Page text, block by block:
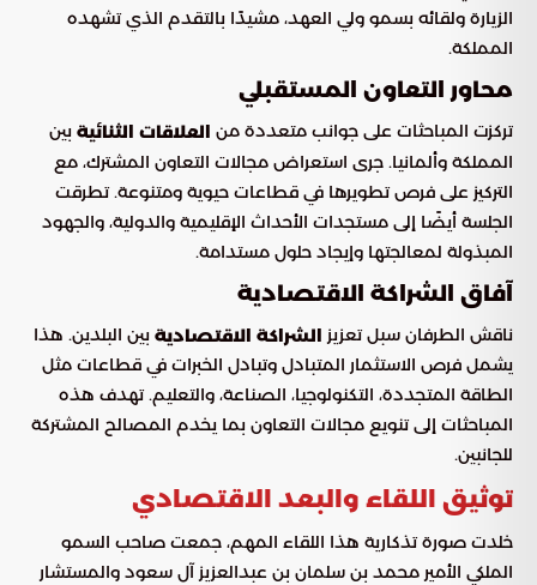
الزيارة ولقائه بسمو ولي العهد، مشيدًا بالتقدم الذي تشهده
المملكة.
محاور التعاون المستقبلي
تركزت المباحثات على جوانب متعددة من العلاقات الثنائية بين
المملكة وألمانيا. جرى استعراض مجالات التعاون المشترك، مع
التركيز على فرص تطويرها في قطاعات حيوية ومتنوعة. تطرقت
الجلسة أيضًا إلى مستجدات الأحداث الإقليمية والدولية، والجهود
المبذولة لمعالجتها وإيجاد حلول مستدامة.
آفاق الشراكة الاقتصادية
ناقش الطرفان سبل تعزيز الشراكة الاقتصادية بين البلدين. هذا
يشمل فرص الاستثمار المتبادل وتبادل الخبرات في قطاعات مثل
الطاقة المتجددة، التكنولوجيا، الصناعة، والتعليم. تهدف هذه
المباحثات إلى تنويع مجالات التعاون بما يخدم المصالح المشتركة
للجانبين.
توثيق اللقاء والبعد الاقتصادي
خلدت صورة تذكارية هذا اللقاء المهم، جمعت صاحب السمو
الملكي الأمير محمد بن سلمان بن عبدالعزيز آل سعود والمستشار